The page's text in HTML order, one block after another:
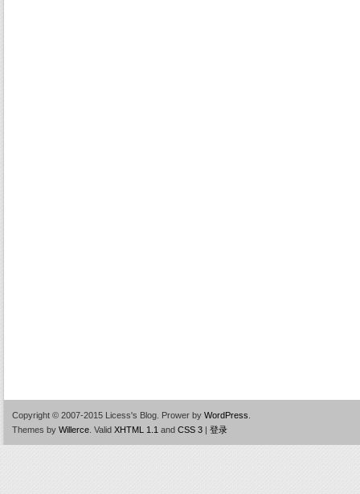
Copyright © 2007-2015 Licess's Blog. Prower by WordPress
Themes by Willerce Valid XHTML 1.1 and CSS 3 | 登录